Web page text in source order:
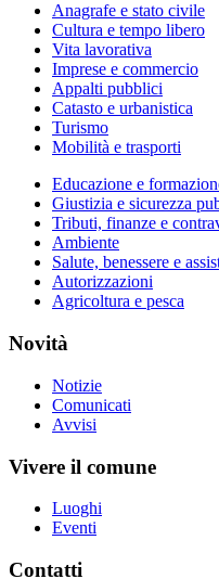
Anagrafe e stato civile
Cultura e tempo libero
Vita lavorativa
Imprese e commercio
Appalti pubblici
Catasto e urbanistica
Turismo
Mobilità e trasporti
Educazione e
Giustizia e sicurezza
Tributi, finanze e
Ambiente
Salute, benessere e
Autorizzazioni
Agricoltura e pesca
Novità
Notizie
Comunicati
Avvisi
Vivere il comune
Luoghi
Eventi
Contatti